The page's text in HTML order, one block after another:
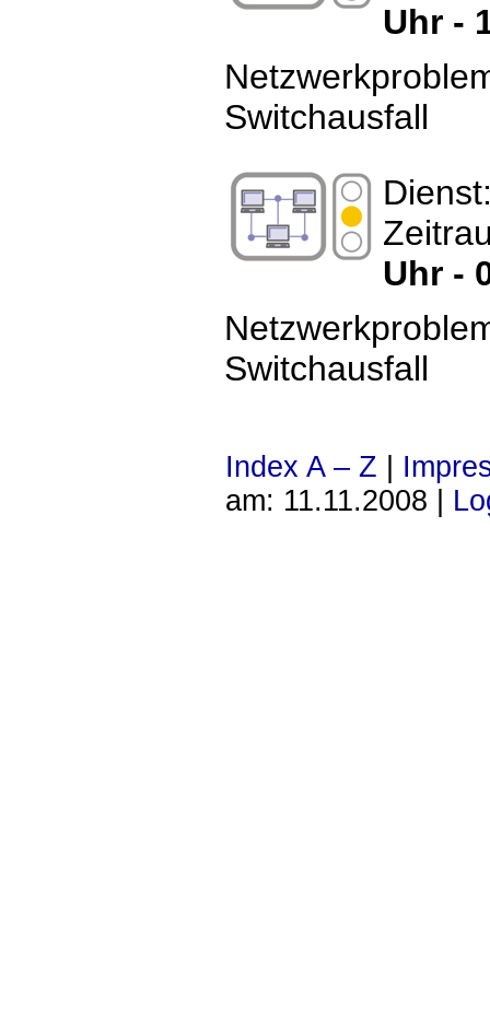
Uhr -
Switchausfall
Uhr -
Switchausfall
Index A – Z
am: 11.11.2008 |